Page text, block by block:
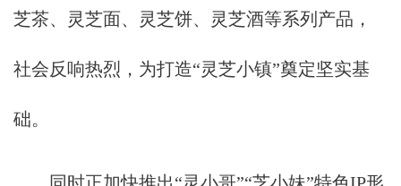
芝茶、灵芝面、灵芝饼、灵芝酒等系列产品，
社会反响热烈，为打造“灵芝小镇”奠定坚实基
础。